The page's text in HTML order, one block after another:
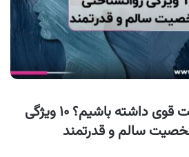
چگونه شخصیت قوی داشته باشیم؟ ۱۰ ویژگی
سالم و قدرتمند